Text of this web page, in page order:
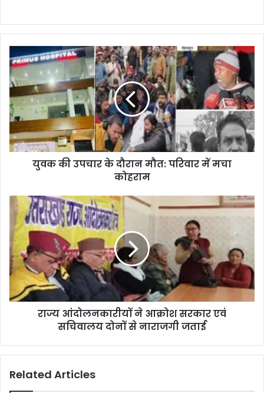
युवक की उपचार के दौरान मौत: परिवार में मचा
कोहराम
राज्य आंदोलनकारीयों ने आक्रोश सरकार एवं
सचिवालय दोनों से नाराजगी जताई
Related Articles